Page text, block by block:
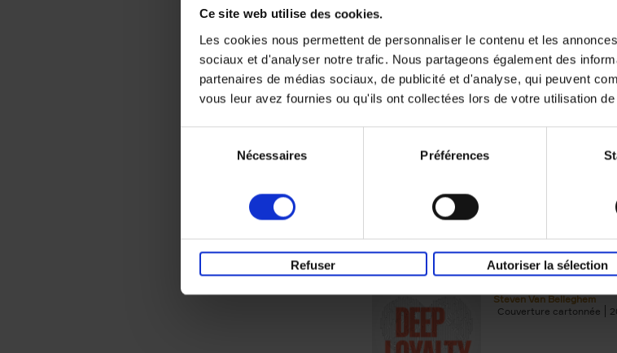
Ce site web utilise des cookies.
Les cookies nous permettent de personnaliser le contenu et les
sociaux et d'analyser notre trafic. Nous partageons également des
partenaires de médias sociaux, de publicité et d'analyse, qui peuvent
vous leur avez fournies ou qu'ils ont collectées lors de votre utilisation
Nécessaires Préférences
Refuser Autoriser la sélection
Digital
completely
Deep Loyalty
Steven Van Belleghem
Couverture cartonnée